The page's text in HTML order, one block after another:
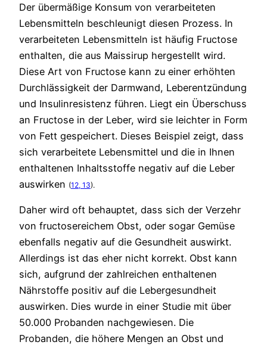
Der übermäßige Konsum von verarbeiteten
Lebensmitteln beschleunigt diesen Prozess. In
verarbeiteten Lebensmitteln ist häufig Fructose
enthalten, die aus Maissirup hergestellt wird.
Diese Art von Fructose kann zu einer erhöhten
Durchlässigkeit der Darmwand, Leberentzündung
und Insulinresistenz führen. Liegt ein Überschuss
an Fructose in der Leber, wird sie leichter in Form
von Fett gespeichert. Dieses Beispiel zeigt, dass
sich verarbeitete Lebensmittel und die in Ihnen
enthaltenen Inhaltsstoffe negativ auf die Leber
auswirken (12, 13).
Daher wird oft behauptet, dass sich der Verzehr
von fructosereichem Obst, oder sogar Gemüse
ebenfalls negativ auf die Gesundheit auswirkt.
Allerdings ist das eher nicht korrekt. Obst kann
sich, aufgrund der zahlreichen enthaltenen
Nährstoffe positiv auf die Lebergesundheit
auswirken. Dies wurde in einer Studie mit über
50.000 Probanden nachgewiesen. Die
Probanden, die höhere Mengen an Obst und